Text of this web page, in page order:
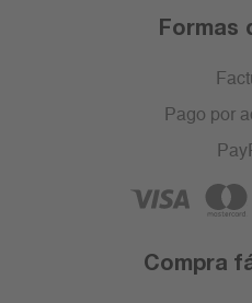
Formas
Pago por
Compra